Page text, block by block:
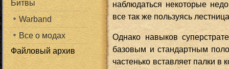
наблюдаться некоторые
все так же пользуясь
Однако навыков
базовым и стандартным
частенько вставляет палки
Битвы
Warband
Все о модах
Файловый архив